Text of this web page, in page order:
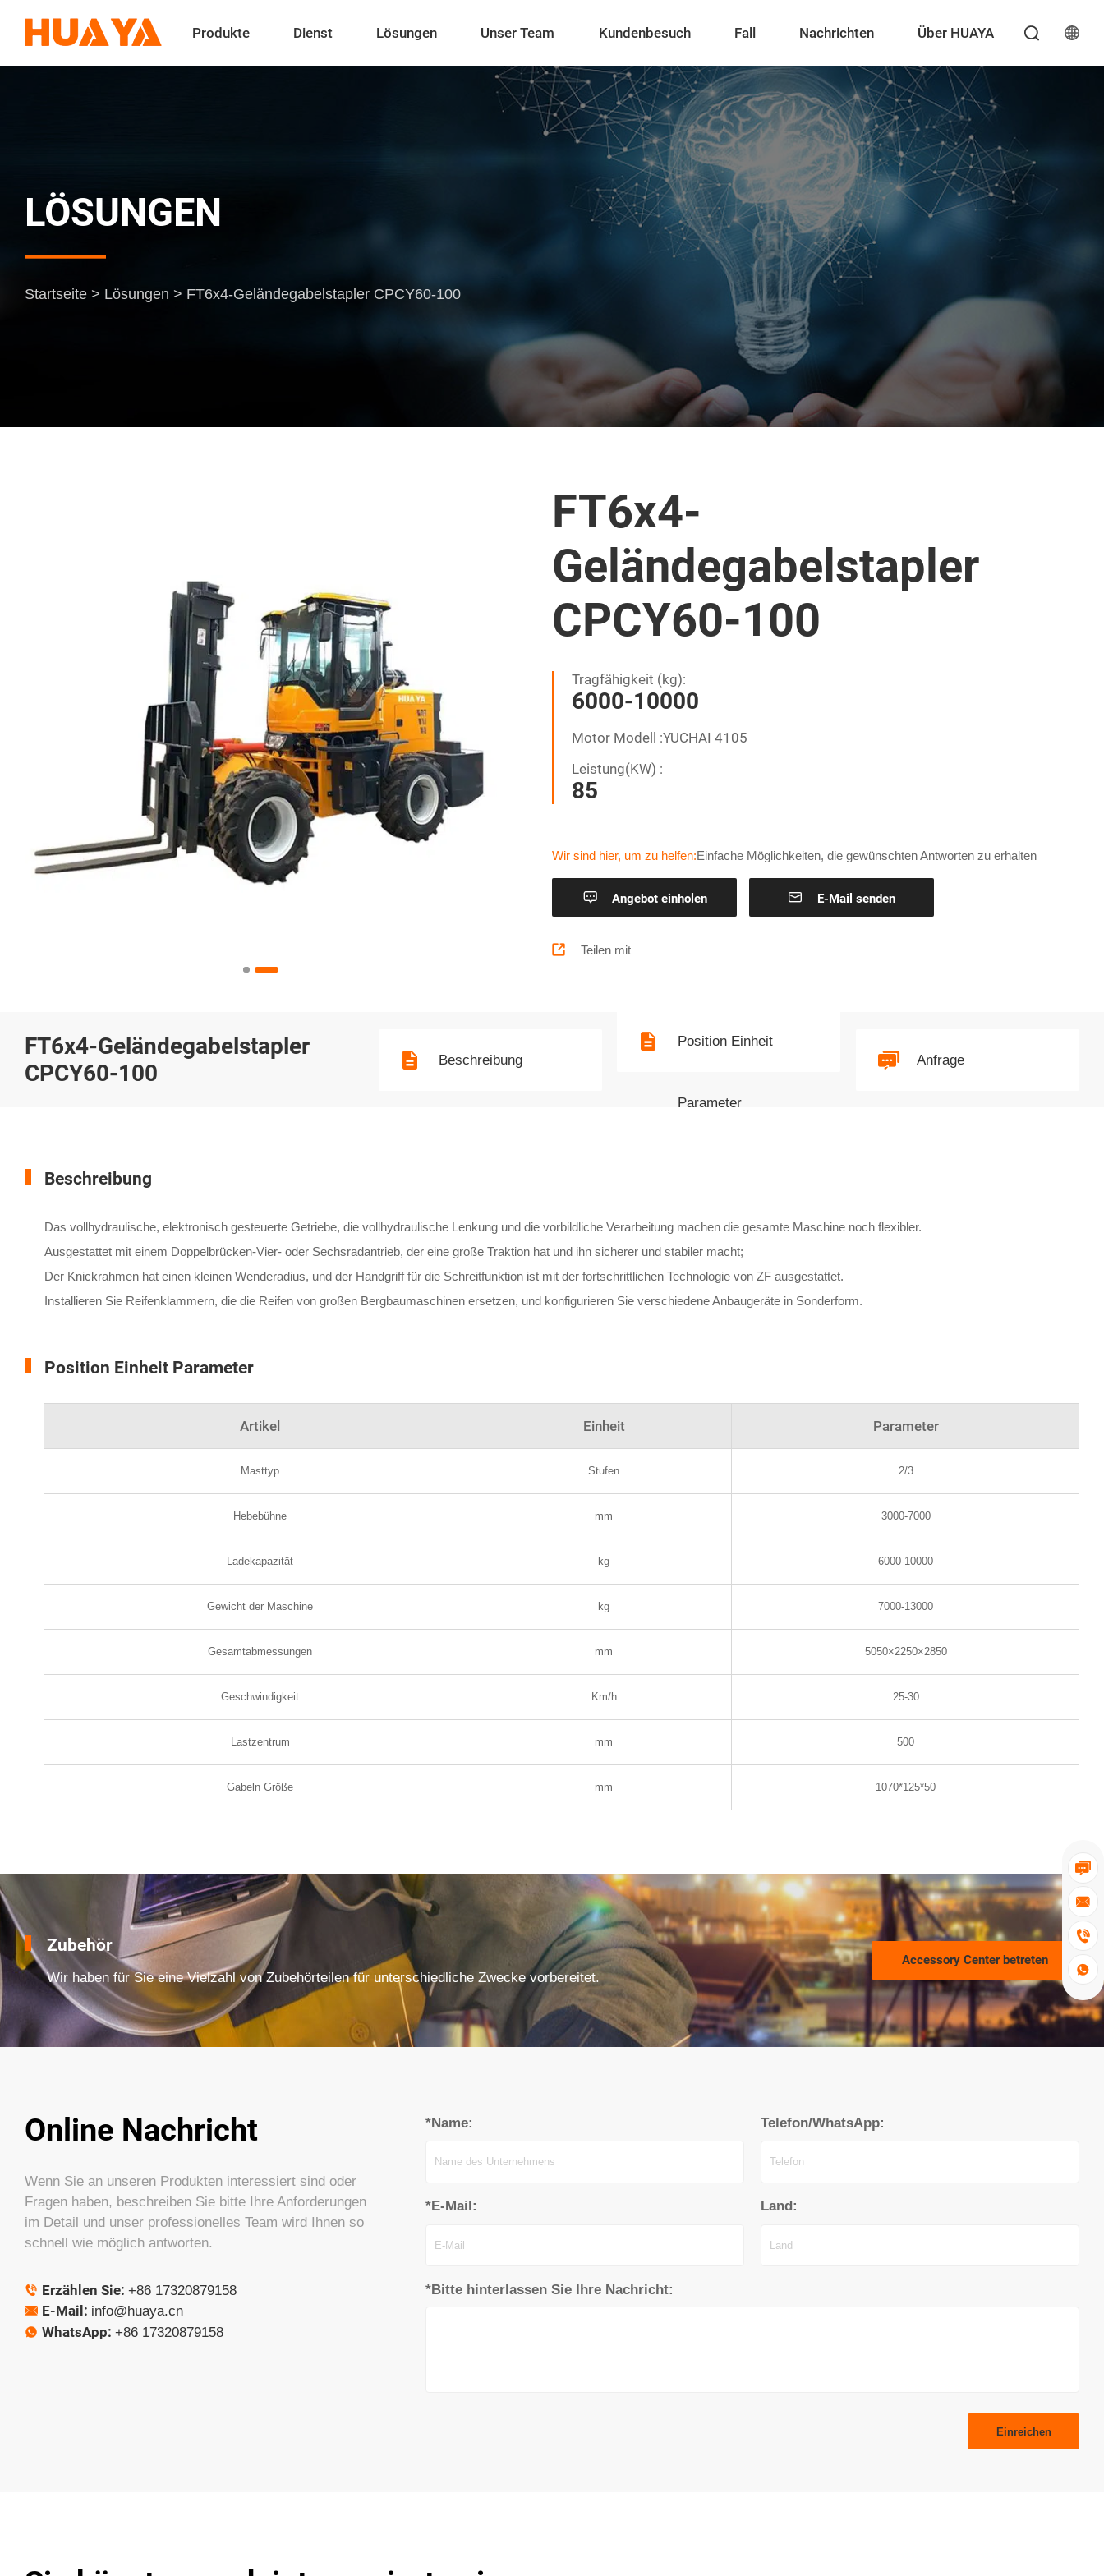
Produkte Dienst Lösungen Unser Team Kundenbesuch Fall Nachrichten Über HUAYA 




LÖSUNGEN
Startseite > Lösungen > FT6x4-Geländegabelstapler CPCY60-100
FT6x4-
Geländegabelstapler
CPCY60-100
Tragfähigkeit (kg):
6000-10000
Motor Modell :YUCHAI 4105
Leistung(KW) :
85
Wir sind hier, um zu helfen:Einfache Möglichkeiten, die gewünschten Antworten zu erhalten
 Angebot einholen  E-Mail senden
 Teilen mit
FT6x4-Geländegabelstapler
CPCY60-100
Beschreibung
Position Einheit
Parameter
Anfrage
Beschreibung
Das vollhydraulische, elektronisch gesteuerte Getriebe, die vollhydraulische Lenkung und die vorbildliche Verarbeitung machen die gesamte Maschine noch flexibler.
Ausgestattet mit einem Doppelbrücken-Vier- oder Sechsradantrieb, der eine große Traktion hat und ihn sicherer und stabiler macht;
Der Knickrahmen hat einen kleinen Wenderadius, und der Handgriff für die Schreitfunktion ist mit der fortschrittlichen Technologie von ZF ausgestattet.
Installieren Sie Reifenklammern, die die Reifen von großen Bergbaumaschinen ersetzen, und konfigurieren Sie verschiedene Anbaugeräte in Sonderform.
Position Einheit Parameter
Artikel Einheit Parameter
Masttyp Stufen 2/3
Hebebühne mm 3000-7000
Ladekapazität kg 6000-10000
Gewicht der Maschine kg 7000-13000
Gesamtabmessungen mm 5050×2250×2850
Geschwindigkeit Km/h 25-30
Lastzentrum mm 500
Gabeln Größe mm 1070*125*50
Zubehör
Wir haben für Sie eine Vielzahl von Zubehörteilen für unterschiedliche Zwecke vorbereitet.
Accessory Center betreten
Online Nachricht
Wenn Sie an unseren Produkten interessiert sind oder
Fragen haben, beschreiben Sie bitte Ihre Anforderungen
im Detail und unser professionelles Team wird Ihnen so
schnell wie möglich antworten.
 Erzählen Sie: +86 17320879158
 E-Mail: info@huaya.cn
 WhatsApp: +86 17320879158
*Name: Telefon/WhatsApp:
*E-Mail: Land:
*Bitte hinterlassen Sie Ihre Nachricht: